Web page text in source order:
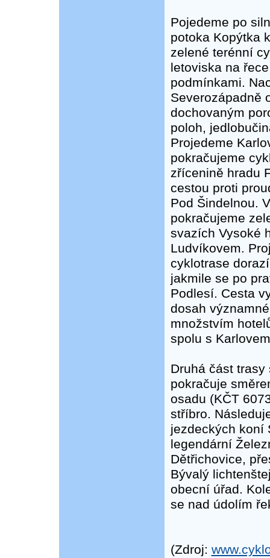
Pojedeme po
potoka Kopýtka
zelené terénní
letoviska na
podmínkami.
Severozápadně
dochovaným
poloh,
Projedeme
pokračujeme
zřícenině hradu
cestou proti
Pod Šindelnou.
pokračujeme
svazích Vysoké
Ludvíkovem.
cyklotrase
jakmile se po
Podlesí. Cesta
dosah
množstvím
spolu s
Druhá část
pokračuje
osadu (KČT
stříbro.
jezdeckých koní
legendární
Dětřichovice,
Bývalý
obecní úřad.
se nad údolím
(Zdroj: